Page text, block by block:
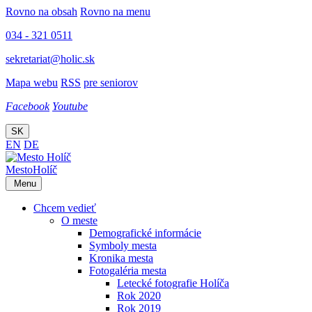
Rovno na obsah Rovno na menu
034 - 321 0511
sekretariat@holic.sk
Mapa webu RSS pre seniorov
Facebook Youtube
SK
EN DE
MestoHolíč
Menu
Chcem vedieť
O meste
Demografické informácie
Symboly mesta
Kronika mesta
Fotogaléria mesta
Letecké fotografie Holíča
Rok 2020
Rok 2019